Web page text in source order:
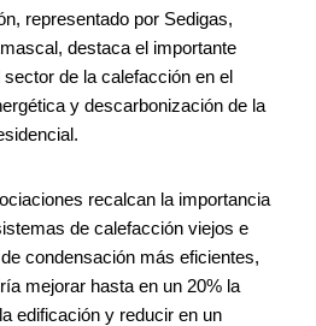
representado por Sedigas,
destaca el importante
de la calefacción en el
y descarbonización de la
recalcan la importancia
de calefacción viejos e
condensación más eficientes,
mejorar hasta en un 20% la
edificación y reducir en un